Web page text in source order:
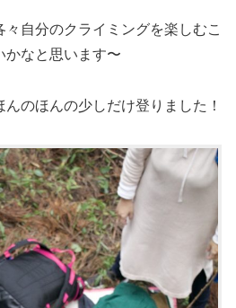
自分のクライミングを楽しむこ
かなと思います〜
のほんの少しだけ登りました！